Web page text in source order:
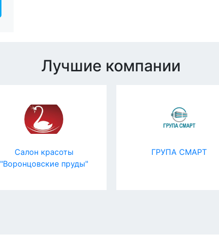
Лучшие компании
Салон красоты
"Воронцовские пруды"
ГРУПА СМАРТ